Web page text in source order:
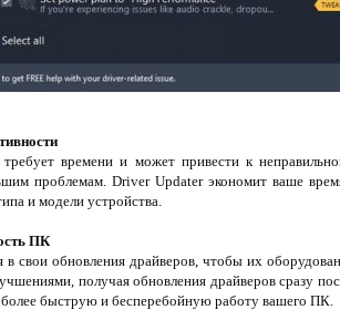
времени и может привести к
проблемам. Driver Updater экономит ваше
и модели устройства.
ПК
свои обновления драйверов, чтобы их
получая обновления драйверов сразу
быструю и бесперебойную работу вашего ПК.